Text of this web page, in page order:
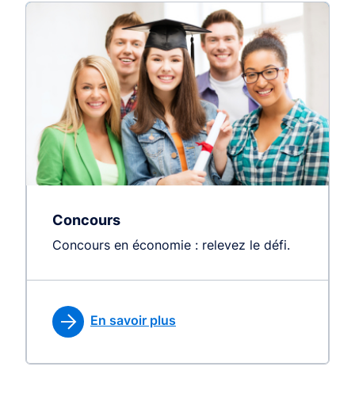
Concours
Concours en économie : relevez le défi.
En savoir plus